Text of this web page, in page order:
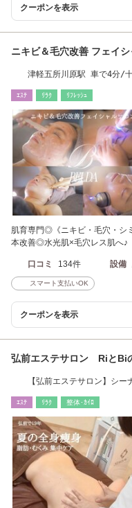
クーポンを表示
ニキビ＆毛穴改善 フェイ
津軽五所川原駅 車で4分/
ｴｽﾃ ﾘﾗｸ ﾘﾌﾚｯｼｭ
肌育専門◎《ニキビ・毛穴・シ
本改善◎水光肌×毛穴レス肌へ♪
口コミ 134件 設備
スマート支払いOK
クーポンを表示
弘前エステサロン RiとBi
【弘前エステサロン】シ
ｴｽﾃ ﾘﾗｸ 整体･ｶｲﾛ